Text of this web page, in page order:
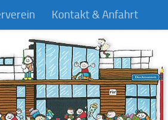
Kontakt & Anfahrt